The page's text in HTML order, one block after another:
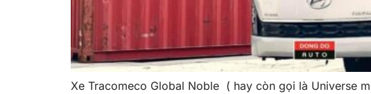
Xe Tracomeco Global Noble ( hay còn gọi là Universe